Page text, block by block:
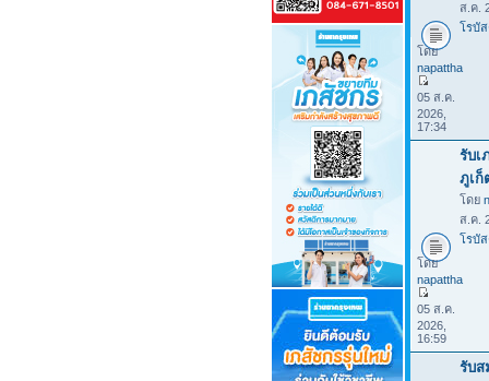
ส.ค.
โรบั
โดย
napattha
05 ส.ค.
2026,
17:34
รับเ
ภูเก็
โดย
ส.ค.
โรบั
โดย
napattha
05 ส.ค.
2026,
16:59
รับส